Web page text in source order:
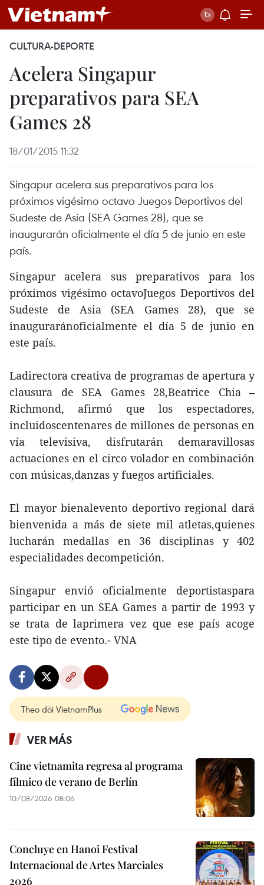
CULTURA-DEPORTE
Acelera Singapur
preparativos para SEA
Games 28
18/01/2015 11:32
Singapur acelera sus preparativos para los
próximos vigésimo octavo Juegos Deportivos del
Sudeste de Asia (SEA Games 28), que se
inaugurarán oficialmente el día 5 de junio en este
país.
Singapur acelera sus preparativos para los
próximos vigésimo octavoJuegos Deportivos del
Sudeste de Asia (SEA Games 28), que se
inauguraránoficialmente el día 5 de junio en
este país.
Ladirectora creativa de programas de apertura y
clausura de SEA Games 28,Beatrice Chia –
Richmond, afirmó que los espectadores,
incluidoscentenares de millones de personas en
vía televisiva, disfrutarán demaravillosas
actuaciones en el circo volador en combinación
con músicas,danzas y fuegos artificiales.
El mayor bienalevento deportivo regional dará
bienvenida a más de siete mil atletas,quienes
lucharán medallas en 36 disciplinas y 402
especialidades decompetición.
Singapur envió oficialmente deportistaspara
participar en un SEA Games a partir de 1993 y
se trata de laprimera vez que ese país acoge
este tipo de evento.- VNA
Theo dõi VietnamPlus
VER MÁS
Cine vietnamita regresa al programa
fílmico de verano de Berlín
10/08/2026 08:06
Concluye en Hanoi Festival
Internacional de Artes Marciales
2026